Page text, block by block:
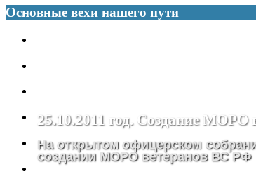
Основные вехи нашего пути
25.10.2011 год. Создание МОРО
На открытом офицерском
создании МОРО ветеранов ВС РФ